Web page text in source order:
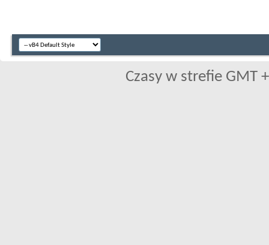
Czasy w strefie GMT